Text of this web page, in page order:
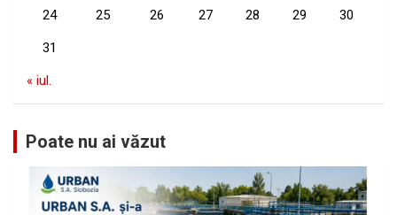
24 25 26 27 28 29 30
31
« iul.
Poate nu ai văzut